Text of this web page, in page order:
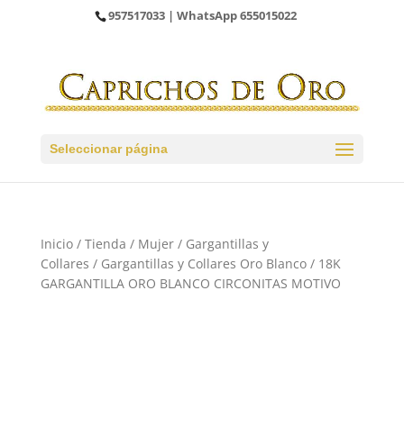
957517033 | WhatsApp655015022
Seleccionar página
Inicio/ Tienda / Mujer/ Gargantillas y
Collares / Gargantillas y Collares Oro Blanco/ 18K
GARGANTILLA ORO BLANCO CIRCONITAS MOTIVO